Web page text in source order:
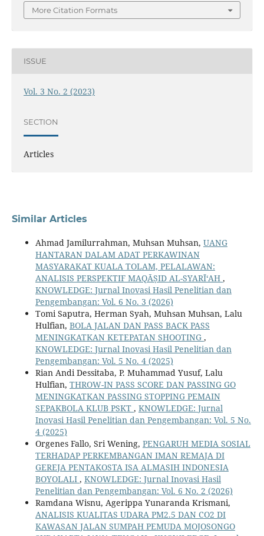
More Citation Formats
ISSUE
Vol. 3 No. 2 (2023)
SECTION
Articles
Similar Articles
Ahmad Jamilurrahman, Muhsan Muhsan, UANG
HANTARAN DALAM ADAT PERKAWINAN
MASYARAKAT KUALA TOLAM, PELALAWAN:
ANALISIS PERSPEKTIF MAQĀṢID AL-SYARĪ‘AH ,
KNOWLEDGE: Jurnal Inovasi Hasil Penelitian dan
Pengembangan: Vol. 6 No. 3 (2026)
Tomi Saputra, Herman Syah, Muhsan Muhsan, Lalu
Hulfian, BOLA JALAN DAN PASS BACK PASS
MENINGKATKAN KETEPATAN SHOOTING ,
KNOWLEDGE: Jurnal Inovasi Hasil Penelitian dan
Pengembangan: Vol. 5 No. 4 (2025)
Rian Andi Dessitaba, P. Muhammad Yusuf, Lalu
Hulfian, THROW-IN PASS SCORE DAN PASSING GO
MENINGKATKAN PASSING STOPPING PEMAIN
SEPAKBOLA KLUB PSKT , KNOWLEDGE: Jurnal
Inovasi Hasil Penelitian dan Pengembangan: Vol. 5 No.
4 (2025)
Orgenes Fallo, Sri Wening, PENGARUH MEDIA SOSIAL
TERHADAP PERKEMBANGAN IMAN REMAJA DI
GEREJA PENTAKOSTA ISA ALMASIH INDONESIA
BOYOLALI , KNOWLEDGE: Jurnal Inovasi Hasil
Penelitian dan Pengembangan: Vol. 6 No. 2 (2026)
Ramdana Wisnu, Agerippa Yunaranda Krismani,
ANALISIS KUALITAS UDARA PM2.5 DAN CO2 DI
KAWASAN JALAN SUMPAH PEMUDA MOJOSONGO